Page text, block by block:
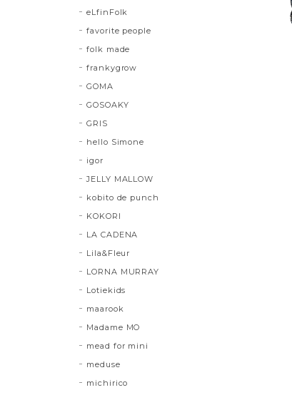
eLfinFolk
favorite people
folk made
frankygrow
GOMA
GOSOAKY
GRIS
hello Simone
igor
JELLY MALLOW
kobito de punch
KOKORI
LA CADENA
Lila&Fleur
LORNA MURRAY
Lotiekids
maarook
Madame MO
mead for mini
meduse
michirico